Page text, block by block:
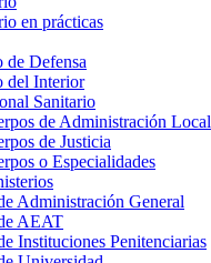
en prácticas
Defensa
del Interior
Sanitario
de Administración Local
de Justicia
o Especialidades
Administración General
AEAT
Instituciones Penitenciarias